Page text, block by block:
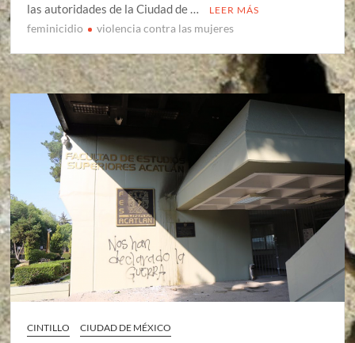
las autoridades de la Ciudad de …
LEER MÁS
feminicidio violencia contra las mujeres
CINTILLO
CIUDAD DE MÉXICO